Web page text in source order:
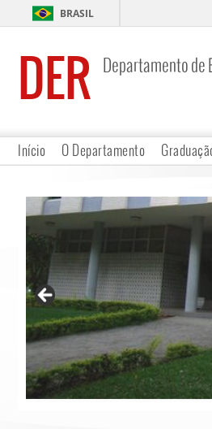
BRASIL
DER Departamento de
Início O Departamento